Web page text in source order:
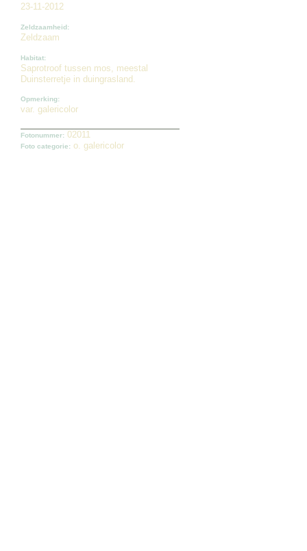
23-11-2012
Zeldzaamheid:
Zeldzaam
Habitat:
Saprotroof tussen mos, meestal
Duinsterretje in duingrasland.
Opmerking:
var. galericolor
Fotonummer: 02011
Foto categorie: o. galericolor